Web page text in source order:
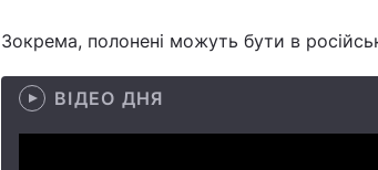
Зокрема, полонені можуть бути в
ВІДЕО ДНЯ